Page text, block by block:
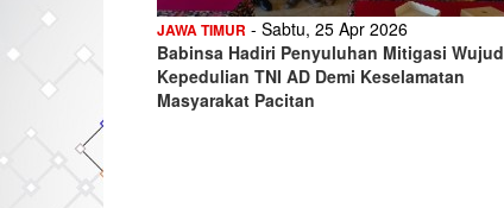
JAWA TIMUR - Sabtu, 25 Apr 2026
Babinsa Hadiri Penyuluhan Mitigasi Wujud
Kepedulian TNI AD Demi Keselamatan
Masyarakat Pacitan